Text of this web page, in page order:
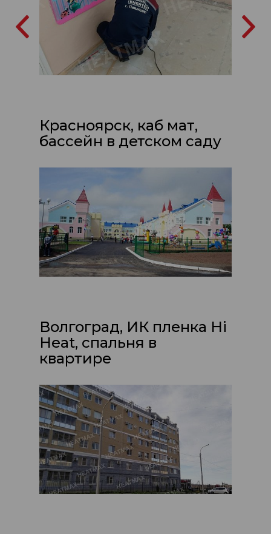
Красноярск, каб мат,
бассейн в детском саду
Волгоград, ИК пленка Hi
Heat, спальня в
квартире